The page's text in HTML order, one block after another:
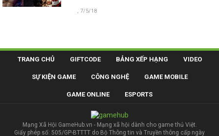
, 7/5/18
TRANG CHỦ GIFTCODE BẢNG XẾP HẠNG VIDEO
SỰ KIỆN GAME CÔNG NGHỆ GAME MOBILE
GAME ONLINE ESPORTS
Mạng Xã Hội GameHub.vn - Mạng xã hội dành cho game thủ Việt.
Giấy phép số: 505/GP-BTTTT do Bộ Thông tin và Truyền thông cấp ngày